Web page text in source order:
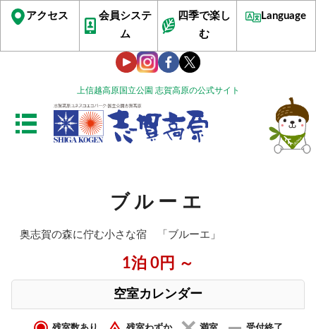
上信越高原国立公園 志賀高原の公式サイト
アクセス
会員システ
ム
四季で楽し
む
Language
ブルーエ
奥志賀の森に佇む小さな宿 「ブルーエ」
1泊 0円 ～
空室カレンダー